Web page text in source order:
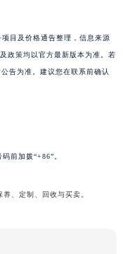
目及价格通告整理，信息来源
政策均以官方最新版本为准。若
告为准。建议您在联系前确认
前加拨“+86”。